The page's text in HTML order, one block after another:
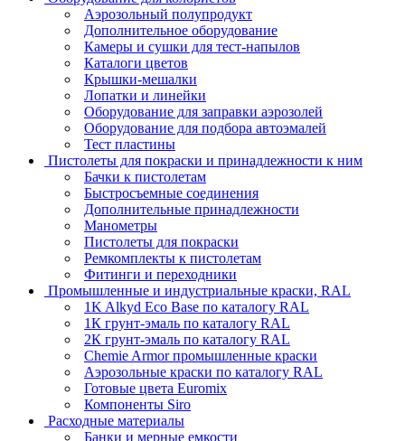
Аэрозольный полупродукт
Дополнительное оборудование
Камеры и сушки для тест-напылов
Каталоги цветов
Крышки-мешалки
Лопатки и линейки
Оборудование для заправки аэрозолей
Оборудование для подбора автоэмалей
Тест пластины
Пистолеты для покраски и принадлежности к ним
Бачки к пистолетам
Быстросъемные соединения
Дополнительные принадлежности
Манометры
Пистолеты для покраски
Ремкомплекты к пистолетам
Фитинги и переходники
Промышленные и индустриальные краски, RAL
1K Alkyd Eco Base по каталогу RAL
1К грунт-эмаль по каталогу RAL
2К грунт-эмаль по каталогу RAL
Chemie Armor промышленные краски
Аэрозольные краски по каталогу RAL
Готовые цвета Euromix
Компоненты Siro
Расходные материалы
Банки и мерные емкости